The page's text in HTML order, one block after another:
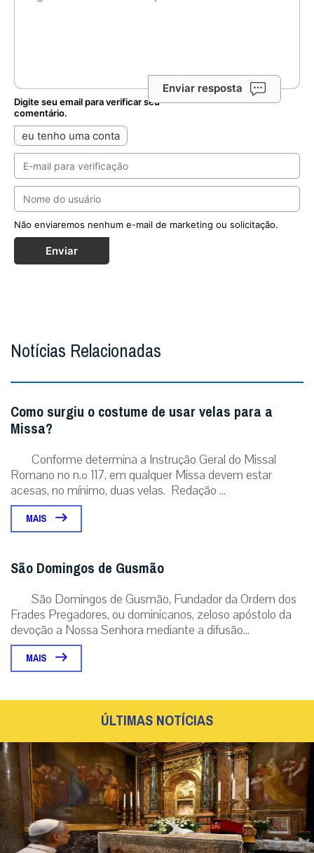
Enviar resposta
Digite seu email para verificar seu
comentário.
eu tenho uma conta
Não enviaremos nenhum e-mail de marketing ou solicitação.
Enviar
Notícias Relacionadas
Como surgiu o costume de usar velas para a
Missa?
Conforme determina a Instrução Geral do Missal
Romano no n.º 117, em qualquer Missa devem estar
acesas, no mínimo, duas velas. Redação ...
MAIS
São Domingos de Gusmão
São Domingos de Gusmão, Fundador da Ordem dos
Frades Pregadores, ou dominicanos, zeloso apóstolo da
devoção a Nossa Senhora mediante a difusão...
MAIS
ÚLTIMAS NOTÍCIAS